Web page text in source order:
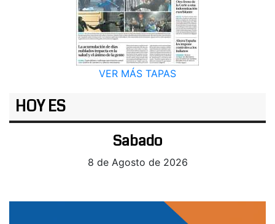
VER MÁS TAPAS
HOY ES
Sabado
8 de Agosto de 2026